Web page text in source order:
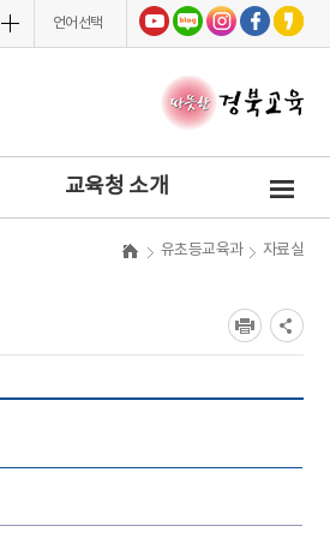
언어선택
사
트
교육청 소개
유초등교육과 자료실